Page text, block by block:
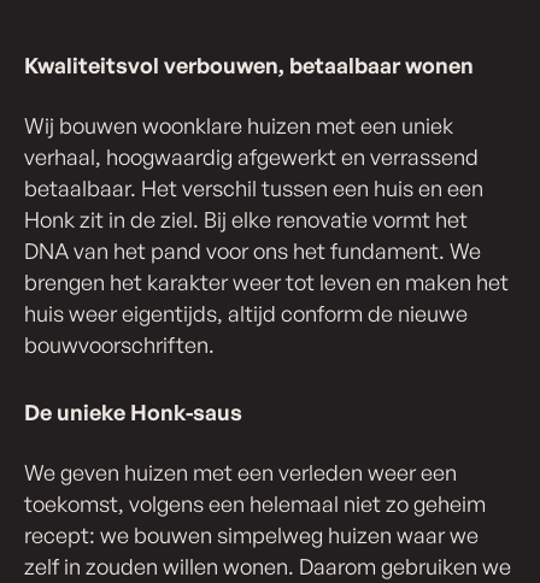
Kwaliteitsvol verbouwen, betaalbaar wonen
Wij bouwen woonklare huizen met een uniek
verhaal, hoogwaardig afgewerkt en verrassend
betaalbaar. Het verschil tussen een huis en een
Honk zit in de ziel. Bij elke renovatie vormt het
DNA van het pand voor ons het fundament. We
brengen het karakter weer tot leven en maken het
huis weer eigentijds, altijd conform de nieuwe
bouwvoorschriften.
De unieke Honk-saus
We geven huizen met een verleden weer een
toekomst, volgens een helemaal niet zo geheim
recept: we bouwen simpelweg huizen waar we
zelf in zouden willen wonen. Daarom gebruiken we